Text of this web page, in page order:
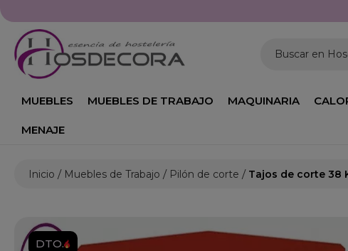
Buscar en
MUEBLES MUEBLES DE TRABAJO MAQUINARIA
MENAJE
Inicio Muebles de Trabajo Pilón de corte Tajos de corte 38
DTO.